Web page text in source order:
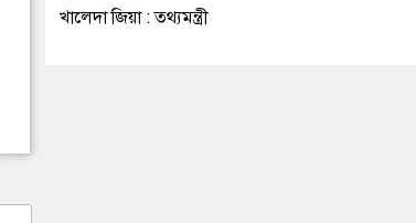
খালেদা জিয়া : তথ্যমন্ত্রী